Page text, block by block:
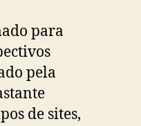
para
pela
de sites,